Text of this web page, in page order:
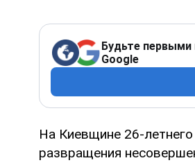
Будьте первыми
Google
На Киевщине 26-
развращения